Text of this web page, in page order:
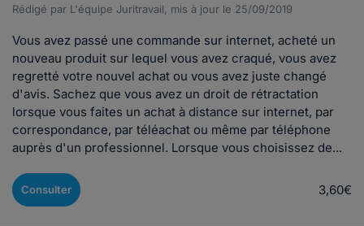
Rédigé par L'équipe Juritravail, mis à jour le 25/09/2019
Vous avez passé une commande sur internet, acheté un
nouveau produit sur lequel vous avez craqué, vous avez
regretté votre nouvel achat ou vous avez juste changé
d'avis. Sachez que vous avez un droit de rétractation
lorsque vous faites un achat à distance sur internet, par
correspondance, par téléachat ou même par téléphone
auprès d'un professionnel. Lorsque vous choisissez de...
Consulter 3,60€